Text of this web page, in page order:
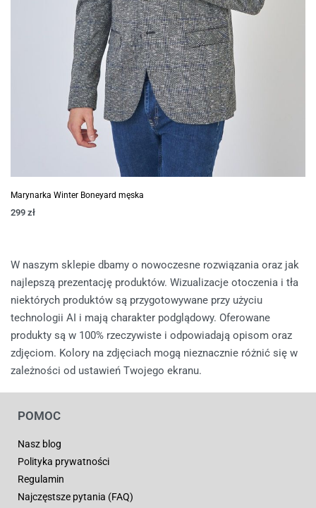
Marynarka Winter Boneyard męska
299 zł
W naszym sklepie dbamy o nowoczesne rozwiązania oraz jak
najlepszą prezentację produktów. Wizualizacje otoczenia i tła
niektórych produktów są przygotowywane przy użyciu
technologii AI i mają charakter podglądowy. Oferowane
produkty są w 100% rzeczywiste i odpowiadają opisom oraz
zdjęciom. Kolory na zdjęciach mogą nieznacznie różnić się w
zależności od ustawień Twojego ekranu.
POMOC
Nasz blog
Polityka prywatności
Regulamin
Najczęstsze pytania (FAQ)